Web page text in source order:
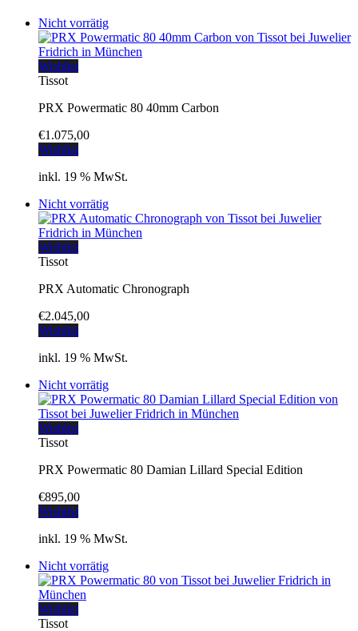
Nicht vorrätig
Wishlist
Tissot
PRX Powermatic 80 40mm Carbon
€1.075,00
Wishlist
inkl. 19 % MwSt.
Nicht vorrätig
Wishlist
Tissot
PRX Automatic Chronograph
€2.045,00
Wishlist
inkl. 19 % MwSt.
Nicht vorrätig
Wishlist
Tissot
PRX Powermatic 80 Damian Lillard Special Edition
€895,00
Wishlist
inkl. 19 % MwSt.
Nicht vorrätig
Wishlist
Tissot